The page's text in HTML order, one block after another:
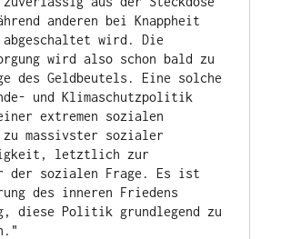
anderen bei Knappheit
abgeschaltet wird. Die
wird also schon bald zu
des Geldbeutels. Eine solche
und Klimaschutzpolitik
extremen sozialen
zu massivster sozialer
letztlich zur
der sozialen Frage. Es ist
des inneren Friedens
diese Politik grundlegend zu